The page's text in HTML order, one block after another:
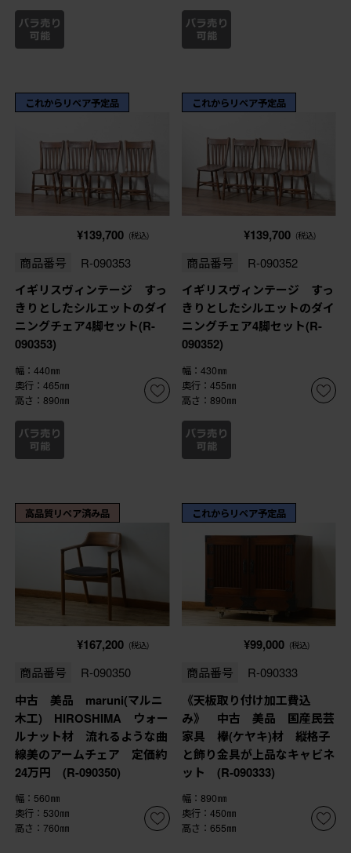
これからリペア予定品
¥139,700 (税込)
商品番号 R-090353
イギリスヴィンテージ すっ
きりとしたシルエットのダイ
ニングチェア4脚セット(R-
090353)
幅：440㎜
奥行：465㎜
高さ：890㎜
これからリペア予定品
¥139,700 (税込)
商品番号 R-090352
イギリスヴィンテージ すっ
きりとしたシルエットのダイ
ニングチェア4脚セット(R-
090352)
幅：430㎜
奥行：455㎜
高さ：890㎜
高品質リペア済み品
¥167,200 (税込)
商品番号 R-090350
中古 美品 maruni(マルニ
木工) HIROSHIMA ウォー
ルナット材 流れるような曲
線美のアームチェア 定価約
24万円 (R-090350)
幅：560㎜
奥行：530㎜
高さ：760㎜
これからリペア予定品
¥99,000 (税込)
商品番号 R-090333
《天板取り付け加工費込
み》 中古 美品 国産民芸
家具 欅(ケヤキ)材 縦格子
と飾り金具が上品なキャビネ
ット (R-090333)
幅：890㎜
奥行：450㎜
高さ：655㎜